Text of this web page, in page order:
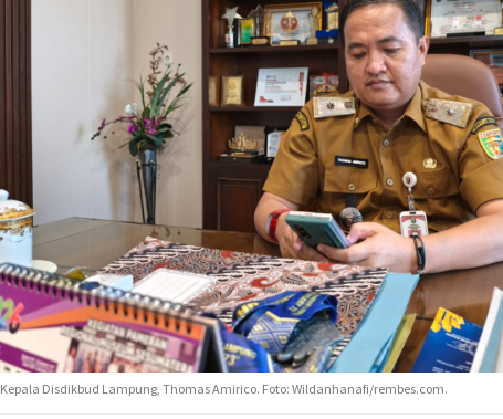
Kepala Disdikbud Lampung, Thomas Amirico. Foto: Wildanhanafi/rembes.com.